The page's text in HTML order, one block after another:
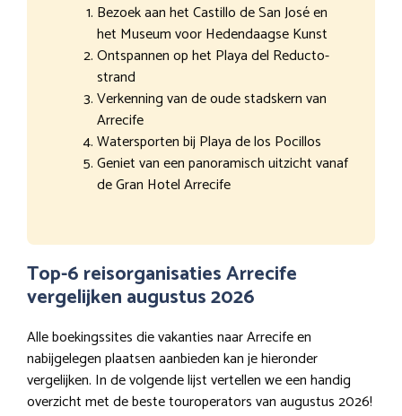
Bezoek aan het Castillo de San José en
het Museum voor Hedendaagse Kunst
Ontspannen op het Playa del Reducto-
strand
Verkenning van de oude stadskern van
Arrecife
Watersporten bij Playa de los Pocillos
Geniet van een panoramisch uitzicht vanaf
de Gran Hotel Arrecife
Top-6 reisorganisaties Arrecife
vergelijken augustus 2026
Alle boekingssites die vakanties naar Arrecife en
nabijgelegen plaatsen aanbieden kan je hieronder
vergelijken. In de volgende lijst vertellen we een handig
overzicht met de beste touroperators van augustus 2026!